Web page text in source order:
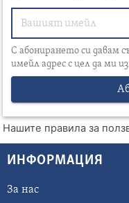
С абонирането си давам
имейл адрес с цел да ми
Нашите правила за
ИНФОРМАЦИЯ
За нас